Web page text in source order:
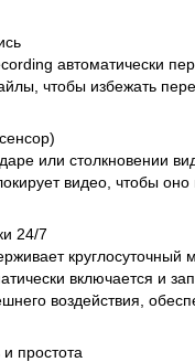
автоматически
чтобы избежать
или столкновении
видео, чтобы
24/7
круглосуточный
включается и
воздействия,
простота